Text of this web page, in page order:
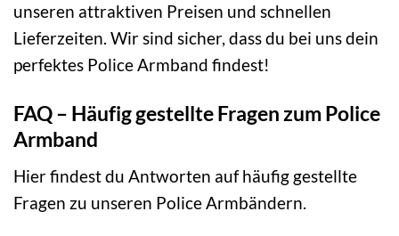
unseren attraktiven Preisen und schnellen
Lieferzeiten. Wir sind sicher, dass du bei uns dein
perfektes Police Armband findest!
FAQ – Häufig gestellte Fragen zum Police
Armband
Hier findest du Antworten auf häufig gestellte
Fragen zu unseren Police Armbändern.